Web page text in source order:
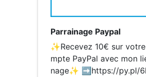
Parrainage Paypal
✨Recevez 10€ sur
mpte PayPal avec mon
nage✨ ➡️https://py.pl/6hyH7XeWJW